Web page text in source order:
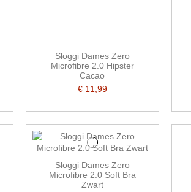
Sloggi Dames Zero
Microfibre 2.0 Hipster
Cacao
€ 11,99
Sloggi Dames Zero
Microfibre 2.0 Soft Bra
Zwart